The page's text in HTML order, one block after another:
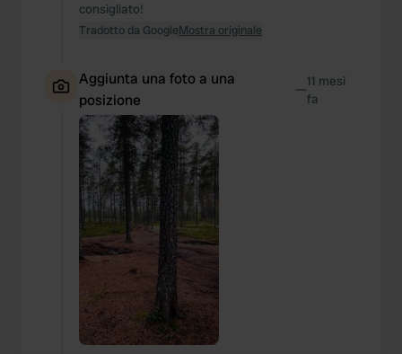
consigliato!
Tradotto da GoogleMostra originale
Aggiunta una foto a una
posizione
—11 mesi
fa